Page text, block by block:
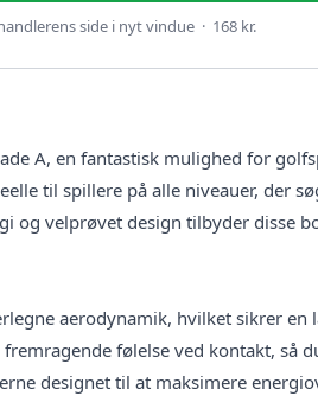
side i nyt vindue · 168 kr.
A, en fantastisk mulighed for
til spillere på alle niveauer, der
og velprøvet design tilbyder disse
aerodynamik, hvilket sikrer
følelse ved kontakt, så
designet til at maksimere